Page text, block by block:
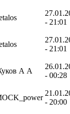
- 21:01
- 21:01
А А
- 00:28
- 20:00